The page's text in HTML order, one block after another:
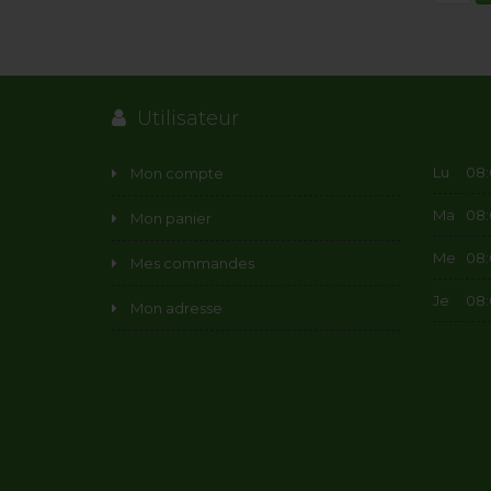
Utilisateur
Mon compte
Mon panier
Mes commandes
Mon adresse
Lu
Ma
Me
Je